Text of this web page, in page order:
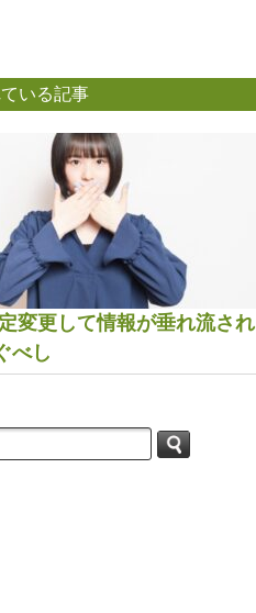
いる記事
変更して情報が垂れ流され
べし